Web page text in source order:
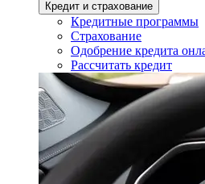
Кредит и страхование
Кредитные программы
Страхование
Одобрение кредита
Рассчитать кредит